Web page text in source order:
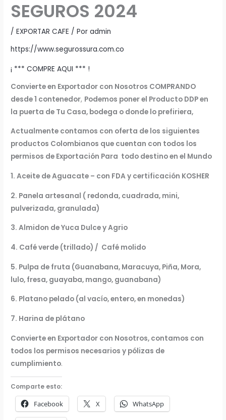
SEGUROS 2024
/EXPORTAR CAFE / Poradmin
https://www.segurossura.com.co
¡ *** COMPRE AQUI *** !
Convierte en Exportador con Nosotros COMPRANDO
desde 1 contenedor, Podemos poner el Producto DDP en
la puerta de Tu Casa, bodega o donde lo prefiriera,
Actualmente contamos con oferta de los siguientes
productos Colombianos que cuentan con todos los
permisos de Exportación Para todo destino en el Mundo
1. Aceite de Aguacate – con FDA y certificación KOSHER
2. Panela artesanal ( redonda, cuadrada, mini,
pulverizada, granulada)
3. Almidon de Yuca Dulce y Agrio
4. Café verde (trillado) / Café molido
5. Pulpa de fruta (Guanabana, Maracuya, Piña, Mora,
lulo, fresa, guayaba, mango, guanabana)
6. Platano pelado (al vacío, entero, en monedas)
7. Harina de plátano
Convierte en Exportador con Nosotros, contamos con
todos los permisos necesarios y pólizas de
cumplimiento.
Comparte esto:
Facebook X WhatsApp